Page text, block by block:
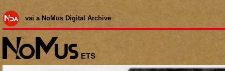
vai a NoMus Digital Archive
ETS